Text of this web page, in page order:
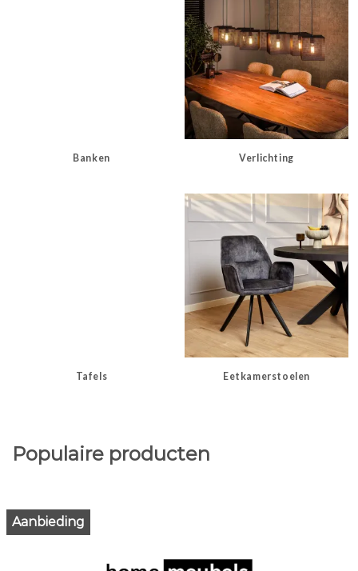
Banken Verlichting
Tafels Eetkamerstoelen
Populaire producten
Aanbieding